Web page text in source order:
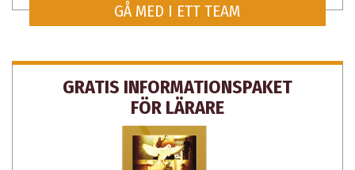
GÅ MED I ETT TEAM
GRATIS INFORMATIONSPAKET
FÖR LÄRARE